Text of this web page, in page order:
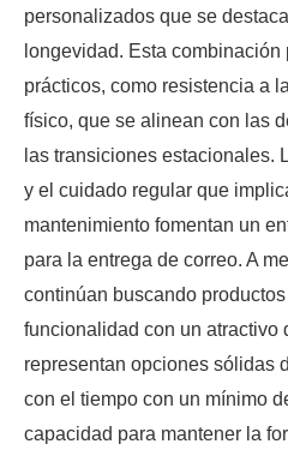
personalizados que se
longevidad. Esta
prácticos, como resistencia a
físico, que se alinean con las
las transiciones estacionales.
y el cuidado regular que
mantenimiento fomentan un
para la entrega de correo. A
continúan buscando
funcionalidad con un atractivo
representan opciones sólidas
con el tiempo con un mínimo
capacidad para mantener la